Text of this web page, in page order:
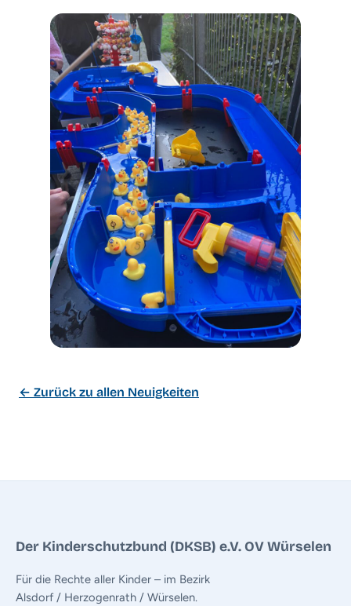
← Zurück zu allen Neuigkeiten
Der Kinderschutzbund (DKSB) e.V. OV Würselen
Für die Rechte aller Kinder – im Bezirk
Alsdorf / Herzogenrath / Würselen.